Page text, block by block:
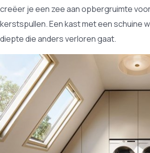
creëer je een zee aan opbergruimte
kerstspullen. Een kast met een schuine
diepte die anders verloren gaat.